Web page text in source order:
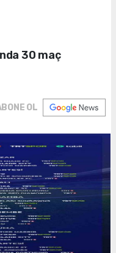
30 maç
OL